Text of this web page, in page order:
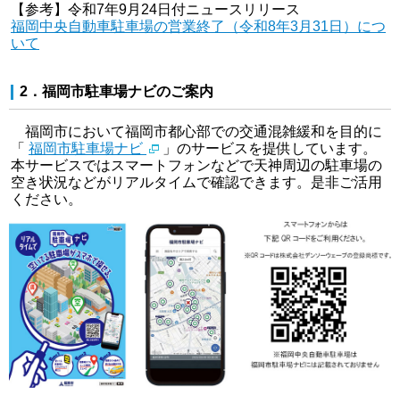
【参考】令和7年9月24日付ニュースリリース
福岡中央自動車駐車場の営業終了（令和8年3月31日）につ
いて
2．福岡市駐車場ナビのご案内
福岡市において福岡市都心部での交通混雑緩和を目的に
「 福岡市駐車場ナビ
」のサービスを提供しています。
本サービスではスマートフォンなどで天神周辺の駐車場の
空き状況などがリアルタイムで確認できます。是非ご活用
ください。